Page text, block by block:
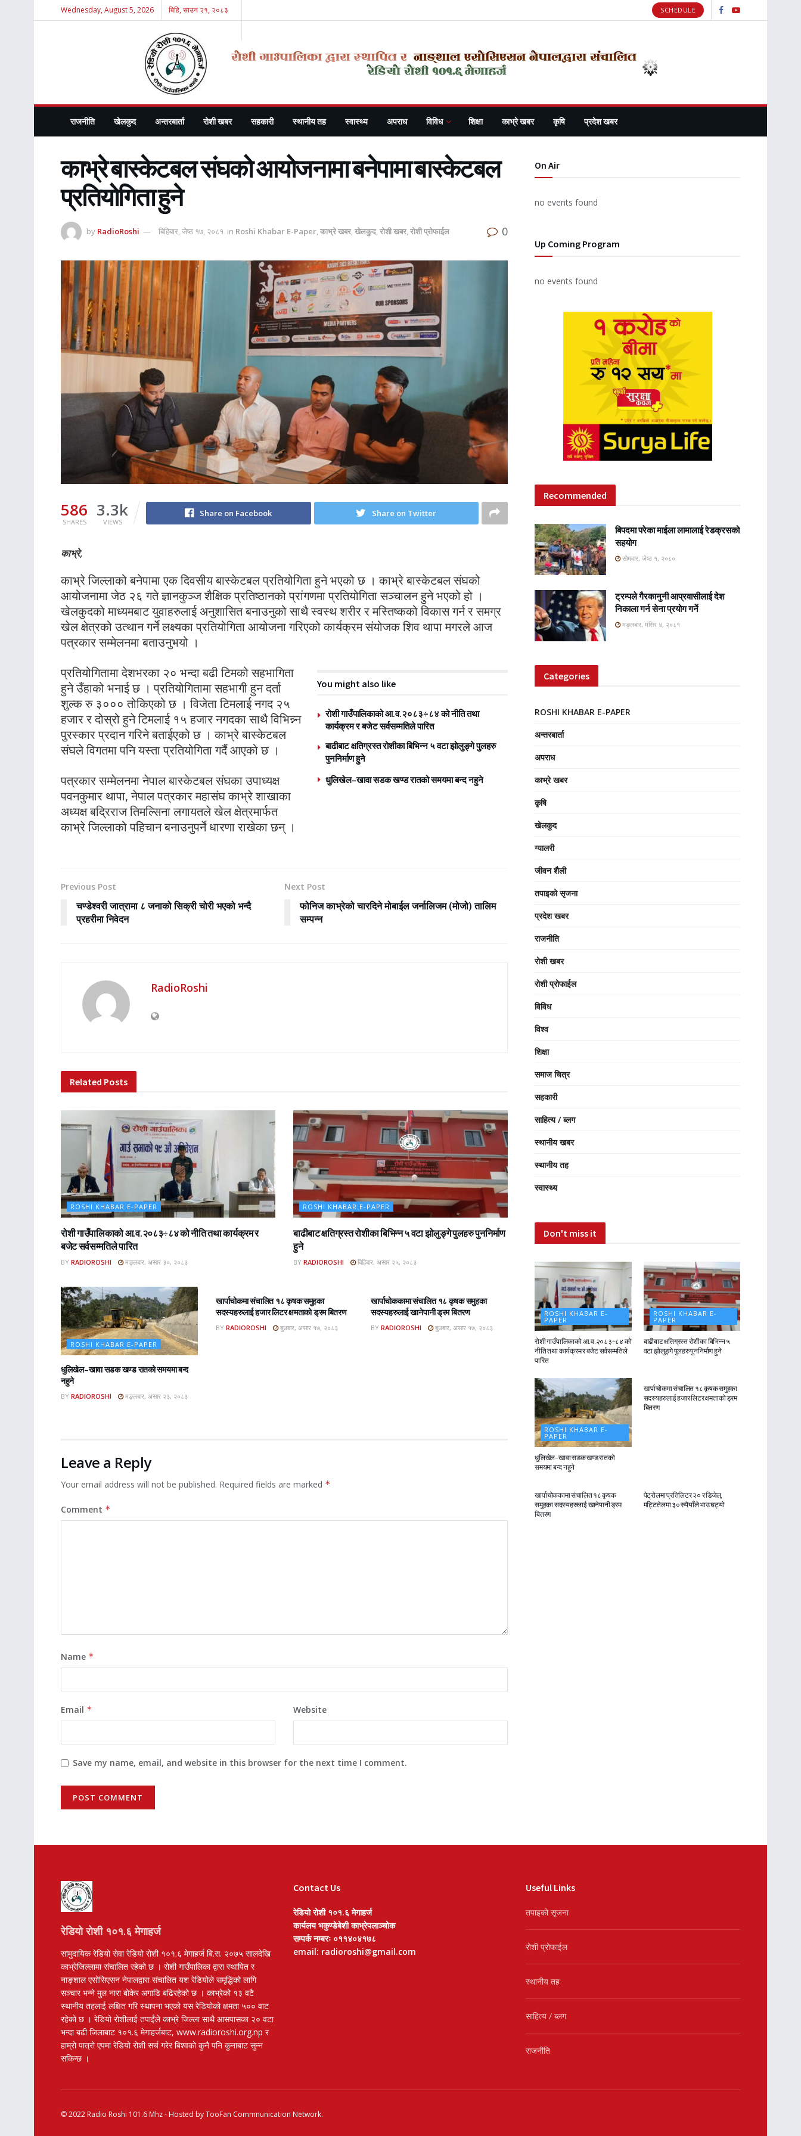
Wednesday, August 5, 2026 बिहि, साउन २१, २०८३ SCHEDULE
राजनीति खेलकुद अन्तरबार्ता रोशी खबर सहकारी स्थानीय तह स्वास्थ्य अपराध विविध शिक्षा काभ्रे खबर कृषि प्रदेश खबर
काभ्रे बास्केटबल संघको आयोजनामा बनेपामा बास्केटबल
प्रतियोगिता हुने
by RadioRoshi बिहिबार, जेष्ठ १७, २०८१ in Roshi Khabar E-Paper,काभ्रे खबर,खेलकुद,रोशी खबर,रोशी प्रोफाईल 0
586
SHARES
3.3k
VIEWS
Share on Facebook Share on Twitter
काभ्रे,
काभ्रे जिल्लाको बनेपामा एक दिवसीय बास्केटबल प्रतियोगिता हुने भएको छ । काभ्रे बास्केटबल संघको
आयोजनामा जेठ २६ गते ज्ञानकुञ्ज शैक्षिक प्रतिष्ठानको प्रांगणमा प्रतियोगिता सञ्चालन हुने भएको हो ।
खेलकुदको माध्यमबाट युवाहरुलाई अनुशासित बनाउनुको साथै स्वस्थ शरीर र मस्तिष्कको विकास गर्न र समग्र
खेल क्षेत्रको उत्थान गर्ने लक्ष्यका प्रतियोगिता आयोजना गरिएको कार्यक्रम संयोजक शिव थापा मगरले आज
पत्रकार सम्मेलनमा बताउनुभयो ।
You might also like
रोशी गाउँपालिकाको आ.व.२०८३÷८४ को नीति तथा
कार्यक्रम र बजेट सर्वसम्मतिले पारित
बाढीबाट क्षतिग्रस्त रोशीका बिभिन्न ५ वटा झोलुङ्गे पुलहरु
पुननिर्माण हुने
धुलिखेल–खावा सडक खण्ड रातको समयमा बन्द नहुने
प्रतियोगितामा देशभरका २० भन्दा बढी टिमको सहभागिता
हुने उँहाको भनाई छ । प्रतियोगितामा सहभागी हुन दर्ता
शुल्क रु ३००० तोकिएको छ । विजेता टिमलाई नगद २५
हजार र दोस्रो हुने टिमलाई १५ हजार नगदका साथै विभिन्न्न
पुरस्कार प्रदान गरिने बताईएको छ । काभ्रे बास्केटबल
संघले विगतमा पनि यस्ता प्रतियोगिता गर्दै आएको छ ।
पत्रकार सम्मेलनमा नेपाल बास्केटबल संघका उपाध्यक्ष
पवनकुमार थापा, नेपाल पत्रकार महासंघ काभ्रे शाखाका
अध्यक्ष बद्रिराज तिमल्सिना लगायतले खेल क्षेत्रमार्फत
काभ्रे जिल्लाको पहिचान बनाउनुपर्ने धारणा राखेका छन् ।
Previous Post
चण्डेश्वरी जात्रामा ८ जनाको सिक्री चोरी भएको भन्दै
प्रहरीमा निवेदन
Next Post
फोनिज काभ्रेको चारदिने मोबाईल जर्नालिजम (मोजो) तालिम
सम्पन्न
RadioRoshi
Related Posts
ROSHI KHABAR E-PAPER
रोशी गाउँपालिकाको आ.व.२०८३÷८४ को नीति तथा कार्यक्रम र
बजेट सर्वसम्मतिले पारित
BY RADIOROSHI मङ्लबार, असार ३०, २०८३
ROSHI KHABAR E-PAPER
बाढीबाट क्षतिग्रस्त रोशीका बिभिन्न ५ वटा झोलुङ्गे पुलहरु पुननिर्माण
हुने
BY RADIOROSHI बिहिबार, असार २५, २०८३
ROSHI KHABAR E-PAPER
धुलिखेल–खावा सडक खण्ड रातको समयमा बन्द
नहुने
BY RADIOROSHI मङ्लबार, असार २३, २०८३
खार्पाचोकमा संचालित १८ कृषक समुहका
सदस्यहरुलाई हजार लिटर क्षमताको ड्रम बितरण
BY RADIOROSHI बुधबार, असार १७, २०८३
खार्पाचोककामा संचालित १८ कृषक समुहका
सदस्यहरुलाई खानेपानी ड्रम बितरण
BY RADIOROSHI बुधबार, असार १७, २०८३
Leave a Reply
Your email address will not be published. Required fields are marked *
Comment *
Name *
Email * Website
Save my name, email, and website in this browser for the next time I comment.
On Air
no events found
Up Coming Program
no events found
Recommended
बिपदमा परेका माईला लामालाई रेडक्रसको
सहयोग
सोमवार, जेष्ठ १, २०८०
ट्रम्पले गैरकानुनी आप्रवासीलाई देश
निकाला गर्न सेना प्रयोग गर्ने
मङ्लबार, मंसिर ४, २०८१
Categories
ROSHI KHABAR E-PAPER
अन्तरबार्ता
अपराध
काभ्रे खबर
कृषि
खेलकुद
ग्यालरी
जीवन शैली
तपाइको सृजना
प्रदेश खबर
राजनीति
रोशी खबर
रोशी प्रोफाईल
विविध
विश्व
शिक्षा
समाज चित्र
सहकारी
साहित्य / ब्लग
स्थानीय खबर
स्थानीय तह
स्वास्थ्य
Don't miss it
ROSHI KHABAR E-
PAPER
रोशी गाउँपालिकाको आ.व.२०८३÷८४ को
नीति तथा कार्यक्रम र बजेट सर्वसम्मतिले
पारित
ROSHI KHABAR E-
PAPER
बाढीबाट क्षतिग्रस्त रोशीका बिभिन्न ५
वटा झोलुङ्गे पुलहरु पुननिर्माण हुने
ROSHI KHABAR E-
PAPER
धुलिखेल–खावा सडक खण्ड रातको
समयमा बन्द नहुने
खार्पाचोकमा संचालित १८ कृषक समुहका
सदस्यहरुलाई हजार लिटर क्षमताको ड्रम
बितरण
ROSHI KHABAR E-
खार्पाचोककामा संचालित १८ कृषक
समुहका सदस्यहरुलाई खानेपानी ड्रम
बितरण
पेट्रोलमा प्रतिलिटर २० र डिजेल,
मट्टितेलमा ३० रुपैयाँले भाउ घट्यो
रेडियो रोशी १०१.६ मेगाहर्ज
सामुदायिक रेडियो सेवा रेडियो रोशी १०१.६ मेगाहर्ज बि.स. २०७५ सालदेखि
काभ्रेजिल्लामा संचालित रहेको छ । रोशी गाउँपालिका द्वारा स्थापित र
नाङ्शाल एसोसिएसन नेपालद्वारा संचालित यश रेडियोले समृद्धिको लागि
सञ्चार भन्ने मुल नारा बोकेर अगाडि बढिरहेको छ । काभ्रेको १३ वटै
स्थानीय तहलाई लक्षित गरि स्थापना भएको यस रेडियोको क्षमता ५०० वाट
रहेको छ । रेडियो रोशीलाई तपाईंले काभ्रे जिल्ला साथै आसपासका २० वटा
भन्दा बढी जिलाबाट १०१.६ मेगाहर्जबाट, www.radioroshi.org.np र
हाम्रो पात्रो एपमा रेडियो रोशी सर्च गरेर बिश्वको कुनै पनि कुनाबाट सुन्न
सकिन्छ ।
Contact Us
रेडियो रोशी १०१.६ मेगाहर्ज
कार्यलय भकुण्डेबेशी काभ्रेपलाञ्चोक
सम्पर्क नम्बरः ०११४०४१७८
email: radioroshi@gmail.com
Useful Links
तपाइको सृजना
रोशी प्रोफाईल
स्थानीय तह
साहित्य / ब्लग
राजनीति
© 2022 Radio Roshi 101.6 Mhz- Hosted byTooFan Commnunication Network.